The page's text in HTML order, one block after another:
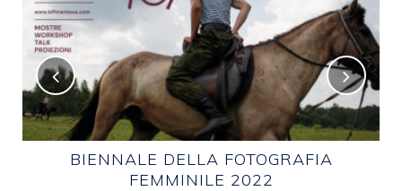
BIENNALE DELLA FOTOGRAFIA
FEMMINILE 2022